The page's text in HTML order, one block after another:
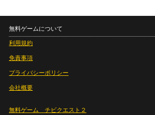
無料ゲームについて
利用規約
免責事項
プライバシーポリシー
会社概要
無料ゲーム チビクエスト２